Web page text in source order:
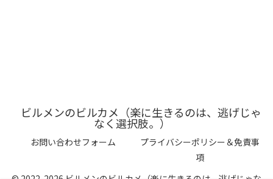
ビルメンのビルカメ（楽に生きるのは、逃げじゃ
なく選択肢。）
お問い合わせフォーム
プライバシーポリシー＆免責事
項